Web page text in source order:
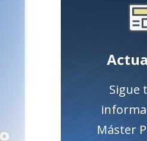
Sigue
Máster
Pulsa el
acceder a